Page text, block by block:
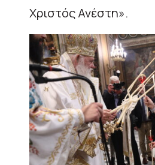
Χριστός Ανέστη».